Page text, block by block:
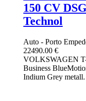
150 CV
Technol
Auto - Porto
22490.00 €
VOLKSWAGEN
Business
Indium Grey